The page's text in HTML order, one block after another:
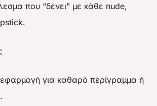
που “δένει” με κάθε nude,
για καθαρό περίγραμμα ή